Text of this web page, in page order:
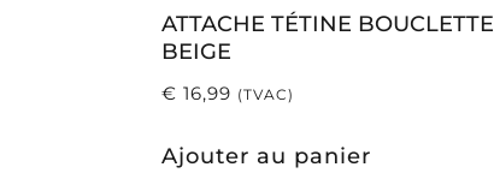
ATTACHE TÉTINE BOUCLETTE
BEIGE
€ 16,99 (TVAC)
Ajouter au panier